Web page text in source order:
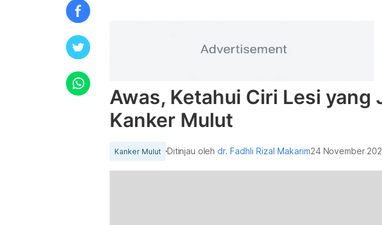
Awas, Ketahui Ciri Lesi yang
Kanker Mulut
Kanker Mulut Ditinjau olehdr. Fadhli Rizal Makarim24 November